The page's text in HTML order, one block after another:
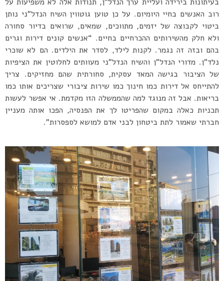
בעיתונות בירידה ועליית ערך הנדל”ן, תנודות אלה לא משפיעות על
רוב האנשים בחיי היומיום. על כן טוען גוטווין השיח הנדל”ני נותן
ביטוי לקבוצה של יזמים, מתווכים, שמאים, שרואים בדיור סחורה
ולא חלק מהשירותים ההכרחיים בחיים. “אנשים קונים דירות וגרים
בהם ובזה זה נגמר. לקנות לילד, לסדר את הילדים. הם לא שוכרי
נלד”ן. מדורי הנדל”ן והשיח הנדל”ני מעוותים לחלוטין את הציפיות
של הציבור בגישה המאד עסקית, סחורתית שהם מחזיקים. צריך
להתייחס אל דירות כמו חינוך כמו שירות ציבורי שצריכים אותו כמו
בריאות. אבל זה מנוגד למה שהממשלה הזו מקדמת. אי אפשר לעשות
תכניות כאלה במקום שהפריטו לך את הפנסיה, הפכו אותה מעניין
חברתי שאמור לתת ביטחון לבני אדם למושא לספסרות”.